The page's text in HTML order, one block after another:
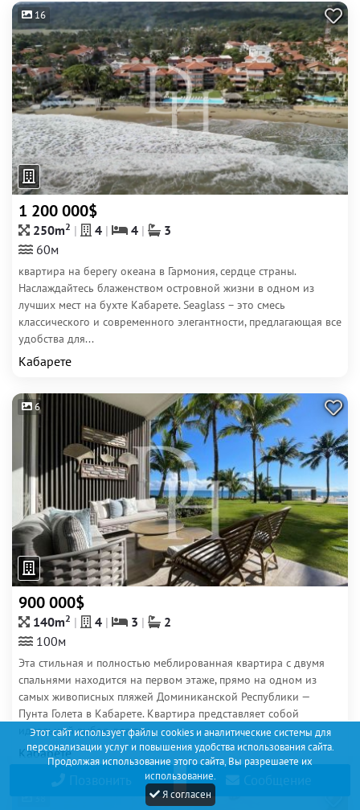
Этот сайт использует файлы cookies и аналитические системы для
персонализации услуг и повышения удобства использования сайта.
Продолжая использование этого сайта, Вы разрешаете их
использование.
Я согласен
16
1 200 000$
250m2 4 4
3
60м
квартира на берегу океана в Гармония, сердце страны.
Наслаждайтесь блаженством островной жизни в одном из
лучших мест на бухте Кабарете. Seaglass – это смесь
классического и современного элегантности, предлагающая все
удобства для...
Кабарете
6
900 000$
140m2 4 3
2
100м
Эта стильная и полностью меблированная квартира с двумя
спальнями находится на первом этаже, прямо на одном из
самых живописных пляжей Доминиканской Республики —
Пунта Голета в Кабарете. Квартира представляет собой
идеальный выбор для тех,...
Кабарете
38
Позвонить Сообщение